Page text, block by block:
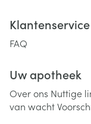
Klantenservice
FAQ
Uw apotheek
Over ons Nuttige
van wacht